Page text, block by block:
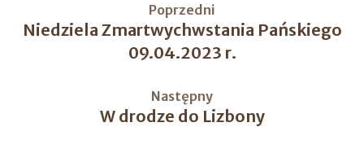
Poprzedni
Niedziela Zmartwychwstania Pańskiego
09.04.2023 r.
Następny
W drodze do Lizbony